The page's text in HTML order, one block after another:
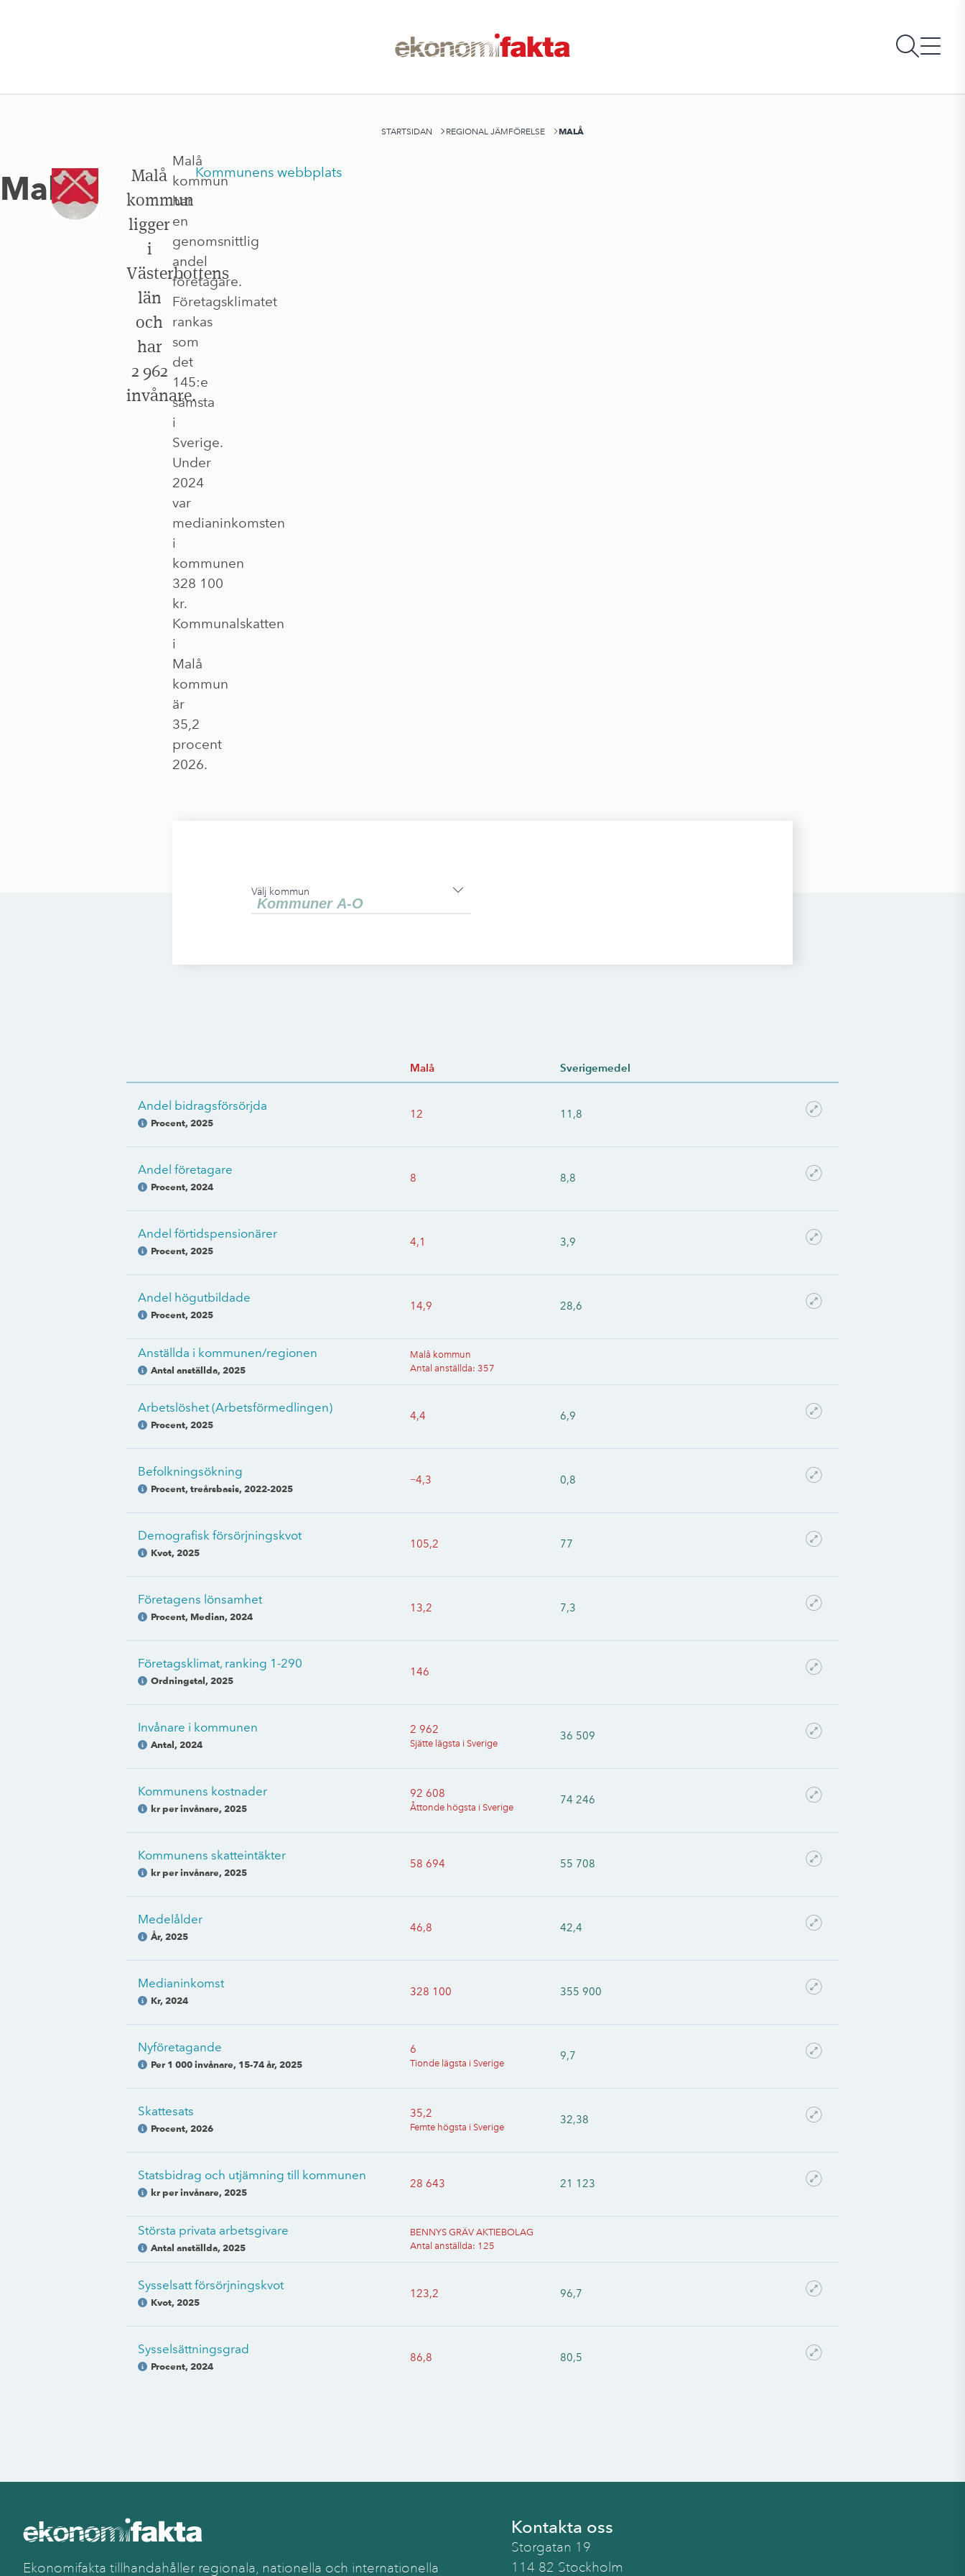
STARTSIDAN REGIONAL JÄMFÖRELSE MALÅ
Malå
Malå
kommun
ligger
i
Västerbottens
län
och
har
2 962
invånare.
Malå
kommun
har
en
genomsnittlig
andel
företagare.
Företagsklimatet
rankas
som
det
145:e
sämsta
i
Sverige.
Under
2024
var
medianinkomsten
i
kommunen
328 100
kr.
Kommunalskatten
i
Malå
kommun
är
35,2
procent
2026.
Kommunens webbplats
Välj kommun
Malå Sverigemedel
Andel bidragsförsörjda
Procent, 2025
12 11,8
Andel företagare
Procent, 2024
8 8,8
Andel förtidspensionärer
Procent, 2025
4,1 3,9
Andel högutbildade
Procent, 2025
14,9 28,6
Anställda i kommunen/regionen
Antal anställda, 2025
Malå kommun
Antal anställda: 357
Arbetslöshet (Arbetsförmedlingen)
Procent, 2025
4,4 6,9
Befolkningsökning
Procent, treårsbasis, 2022-2025
−4,3 0,8
Demografisk försörjningskvot
Kvot, 2025
105,2 77
Företagens lönsamhet
Procent, Median, 2024
13,2 7,3
Företagsklimat, ranking 1-290
Ordningstal, 2025
146
Invånare i kommunen
Antal, 2024
2 962
Sjätte lägsta i Sverige
36 509
Kommunens kostnader
kr per invånare, 2025
92 608
Åttonde högsta i Sverige
74 246
Kommunens skatteintäkter
kr per invånare, 2025
58 694 55 708
Medelålder
År, 2025
46,8 42,4
Medianinkomst
Kr, 2024
328 100 355 900
Nyföretagande
Per 1 000 invånare, 15-74 år, 2025
6
Tionde lägsta i Sverige
9,7
Skattesats
Procent, 2026
35,2
Femte högsta i Sverige
32,38
Statsbidrag och utjämning till kommunen
kr per invånare, 2025
28 643 21 123
Största privata arbetsgivare
Antal anställda, 2025
BENNYS GRÄV AKTIEBOLAG
Antal anställda: 125
Sysselsatt försörjningskvot
Kvot, 2025
123,2 96,7
Sysselsättningsgrad
Procent, 2024
86,8 80,5
Ekonomifakta tillhandahåller regionala, nationella och internationella
Kontakta oss
Storgatan 19
114 82 Stockholm